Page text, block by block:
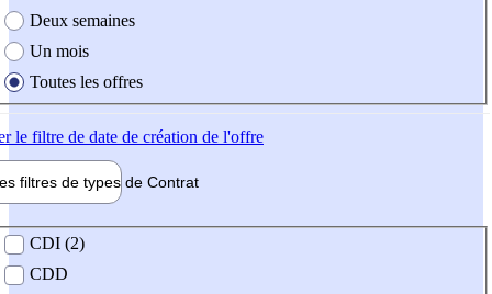
Deux semaines
Un mois
Toutes les offres
le filtre de date de création de l'offre
filtres de types de Contrat
contrat
CDI (2)
CDD